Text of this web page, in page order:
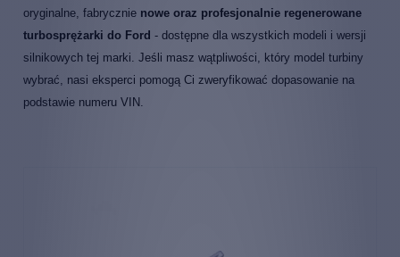
oryginalne, fabrycznie nowe oraz profesjonalnie regenerowane
turbosprężarki do Ford - dostępne dla wszystkich modeli i wersji
silnikowych tej marki. Jeśli masz wątpliwości, który model turbiny
wybrać, nasi eksperci pomogą Ci zweryfikować dopasowanie na
podstawie numeru VIN.